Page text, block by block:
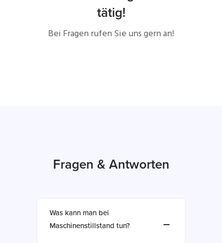
tätig!
Bei Fragen rufen Sie uns gern an!
Fragen & Antworten
Was kann man bei
Maschinenstillstand tun?